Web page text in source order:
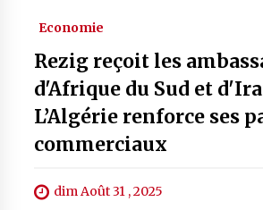
Economie
Rezig reçoit les
d'Afrique du Sud et
L’Algérie renforce ses
commerciaux
dim Août 31 , 2025